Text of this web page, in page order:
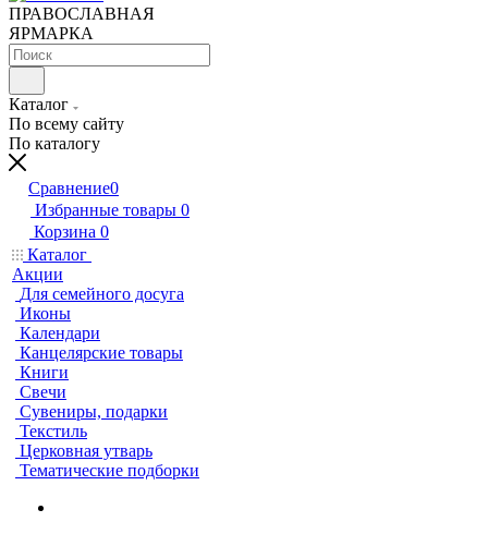
ПРАВОСЛАВНАЯ
ЯРМАРКА
Каталог
По всему сайту
По каталогу
Сравнение0
Избранные товары 0
Корзина 0
Каталог
Акции
Для семейного досуга
Иконы
Календари
Канцелярские товары
Книги
Свечи
Сувениры, подарки
Текстиль
Церковная утварь
Тематические подборки